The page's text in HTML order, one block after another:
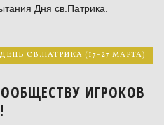
Дня св.Патрика.
ДЕНЬ СВ.ПАТРИКА (17-27 МАРТА)
ИГРОКОВ